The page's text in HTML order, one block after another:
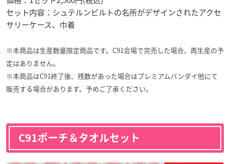
セット内容：シュテルンビルトの名所がデザインされたアクセ
サリーケース、巾着
※本商品は生産数量限定商品です。C91会場で完売した場合、再生産の予
定はありません。
※本商品はC91終了後、残数があった場合はプレミアムバンダイ他にて
販売する場合があります。予めご了承ください。
C91ポーチ＆タオルセット